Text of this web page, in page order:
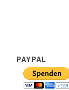
PAYPAL